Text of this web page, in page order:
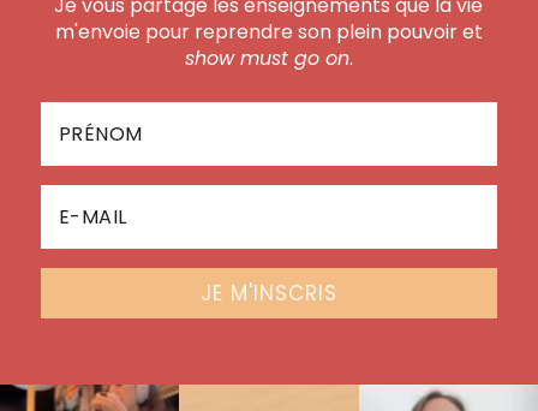
m'envoie pour reprendre son plein pouvoir et
show must go on.
JE M'INSCRIS